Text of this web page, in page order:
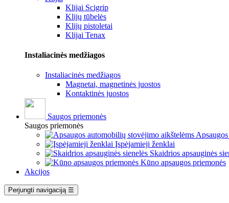
Klijai Scigrip
Klijų tūbelės
Klijų pistoletai
Klijai Tenax
Instaliacinės medžiagos
Instaliacinės medžiagos
Magnetai, magnetinės juostos
Kontaktinės juostos
Saugos priemonės
Saugos priemonės
Įspėjamieji ženklai
Skaidrios apsauginės
Kūno apsaugos priemonės
Akcijos
Perjungti navigaciją ☰